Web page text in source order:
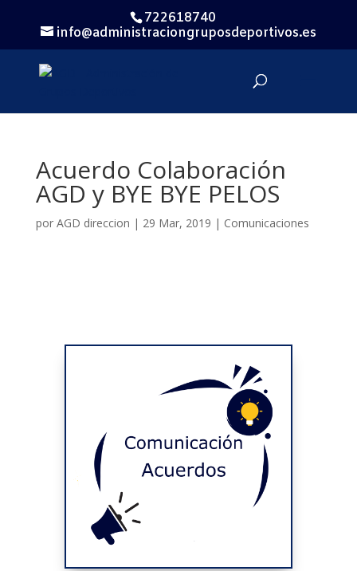
722618740
info@administraciongruposdeportivos.es
Acuerdo Colaboración
AGD y BYE BYE PELOS
por AGD direccion | 29 Mar, 2019 | Comunicaciones